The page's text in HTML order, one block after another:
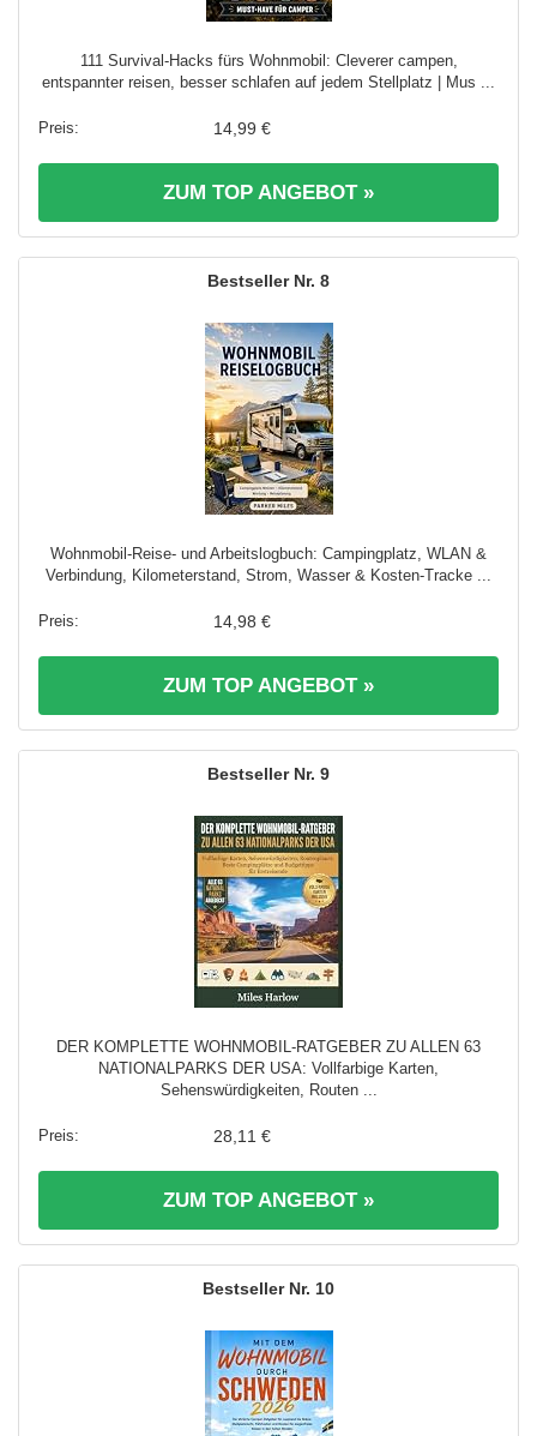
111 Survival-Hacks fürs Wohnmobil: Cleverer campen,
entspannter reisen, besser schlafen auf jedem Stellplatz | Mus ...
14,99 €
ZUM TOP ANGEBOT »
8
Wohnmobil-Reise- und Arbeitslogbuch: Campingplatz, WLAN &
Verbindung, Kilometerstand, Strom, Wasser & Kosten-Tracke ...
14,98 €
ZUM TOP ANGEBOT »
9
DER KOMPLETTE WOHNMOBIL-RATGEBER ZU ALLEN 63
NATIONALPARKS DER USA: Vollfarbige Karten,
Sehenswürdigkeiten, Routen ...
28,11 €
ZUM TOP ANGEBOT »
10